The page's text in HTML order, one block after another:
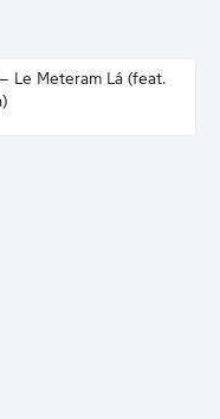
Le Meteram Lá (feat.